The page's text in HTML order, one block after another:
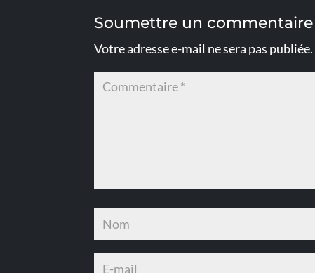
Soumettre un commentaire
Votre adresse e-mail ne sera pas publiée.